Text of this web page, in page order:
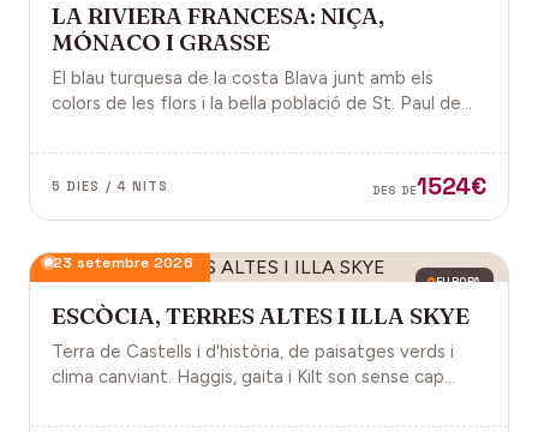
LA RIVIERA FRANCESA: NIÇA,
MÓNACO I GRASSE
El blau turquesa de la costa Blava junt amb els
colors de les flors i la bella població de St. Paul de
digne de visitar. Perfums a Grasse.
5 DIES / 4 NITS DES DE1524€
EUROPA
23 setembre 2026
ESCÒCIA, TERRES ALTES I ILLA SKYE
Terra de Castells i d'història, de paisatges verds i
clima canviant. Haggis, gaita i Kilt son sense cap